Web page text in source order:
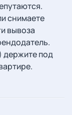
снимаете
вывоза
держите под